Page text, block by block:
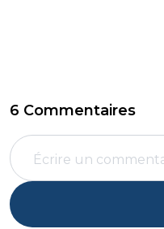
6 Commentaires